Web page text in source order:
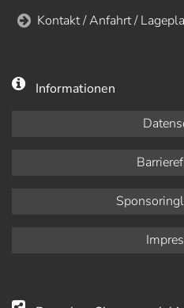
Kontakt / Anfahrt /
Informationen